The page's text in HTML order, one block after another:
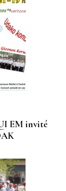
EM invité